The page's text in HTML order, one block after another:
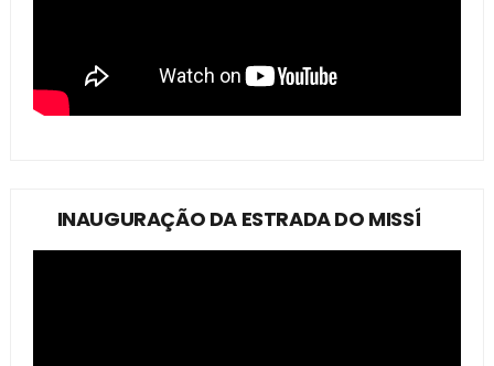
INAUGURAÇÃO DA ESTRADA DO MISSÍ